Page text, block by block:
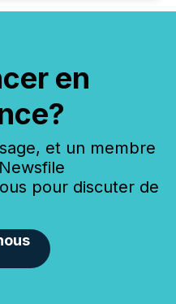
en
et un membre
pour discuter de